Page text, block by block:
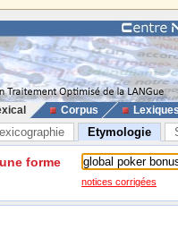
Corpus
Etymologie
forme
notices corrigées